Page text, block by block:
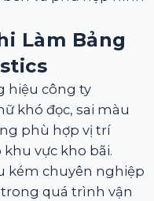
Làm Bảng
hiệu công ty
khó đọc, sai màu
phù hợp vị trí
vực kho bãi.
kém chuyên nghiệp
quá trình vận